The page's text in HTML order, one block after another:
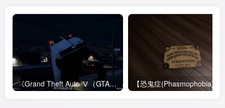
《Grand Theft Auto Ⅴ（GTA5）》 蚌埠住了，做个任务被NPC使用原力